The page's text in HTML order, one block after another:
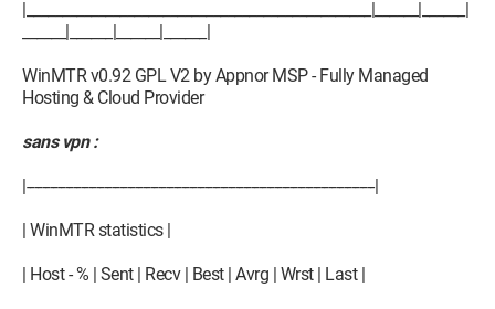
|________________________________________________|______|______|
______|______|______|______|
WinMTR v0.92 GPL V2 by Appnor MSP - Fully Managed
Hosting & Cloud Provider
sans vpn :
|------------------------------------------------------------------------------------------|
| WinMTR statistics |
| Host - % | Sent | Recv | Best | Avrg | Wrst | Last |